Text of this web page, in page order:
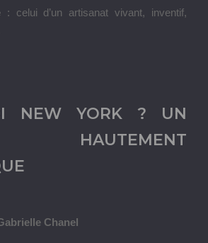
: celui d’un artisanat vivant, inventif,
NEW YORK ? UN
HAUTEMENT
Chanel